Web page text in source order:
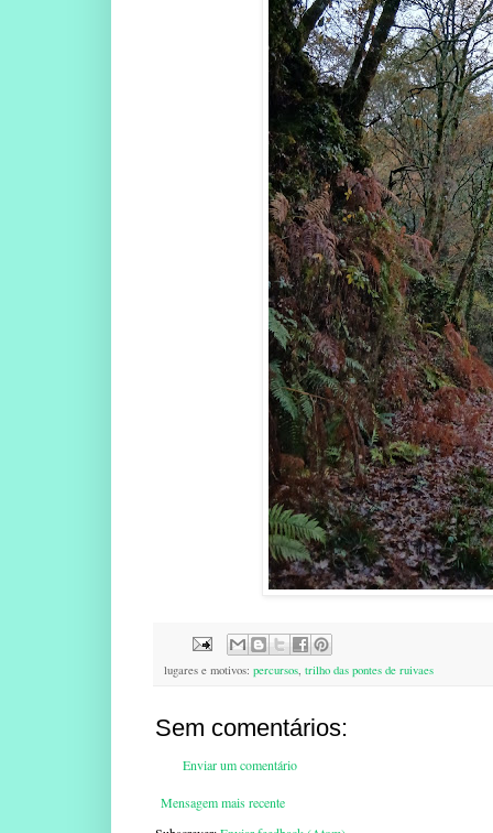
lugares e motivos: percursos, trilho das pontes de ruivaes
Sem comentários:
Enviar um comentário
Mensagem mais recente